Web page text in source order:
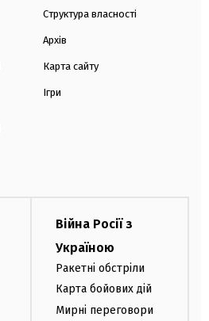
Структура власності
Архів
Карта сайту
Ігри
Війна Росії з
Україною
Ракетні обстріли
Карта бойових дій
Мирні переговори